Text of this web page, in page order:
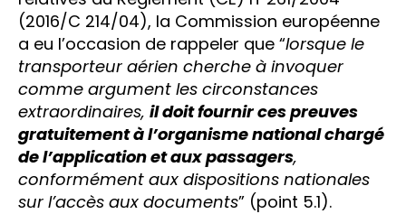
(2016/C 214/04), la Commission européenne
a eu l’occasion de rappeler que “lorsque le
transporteur aérien cherche à invoquer
comme argument les circonstances
extraordinaires, il doit fournir ces preuves
gratuitement à l’organisme national chargé
de l’application et aux passagers,
conformément aux dispositions nationales
sur l’accès aux documents” (point 5.1).